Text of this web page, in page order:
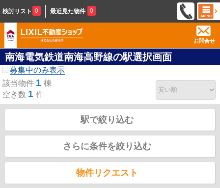
検討リスト 0 最近見た物件 0
お問合せ
南海電気鉄道南海高野線の駅選択画面
募集中のみ表示
該当物件 1 棟
空き数 1 件
駅で絞り込む
さらに条件を絞り込む
物件リクエスト